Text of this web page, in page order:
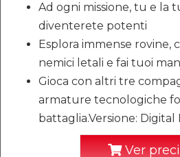
Ad ogni missione, tu e la
diventerete potenti
Esplora immense rovine,
nemici letali e fai tuoi
Gioca con altri tre
armature tecnologiche
battaglia.Versione: Digital
Ver